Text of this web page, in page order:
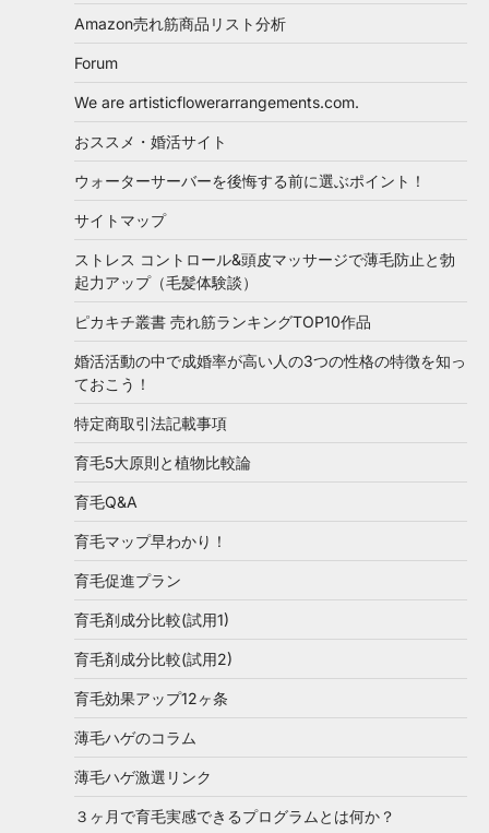
Amazon売れ筋商品リスト分析
Forum
We are artisticflowerarrangements.com.
おススメ・婚活サイト
ウォーターサーバーを後悔する前に選ぶポイント！
サイトマップ
ストレス コントロール&頭皮マッサージで薄毛防止と勃
起力アップ（毛髪体験談）
ピカキチ叢書 売れ筋ランキングTOP10作品
婚活活動の中で成婚率が高い人の3つの性格の特徴を知っ
ておこう！
特定商取引法記載事項
育毛5大原則と植物比較論
育毛Q&A
育毛マップ早わかり！
育毛促進プラン
育毛剤成分比較(試用1)
育毛剤成分比較(試用2)
育毛効果アップ12ヶ条
薄毛ハゲのコラム
薄毛ハゲ激選リンク
３ヶ月で育毛実感できるプログラムとは何か？